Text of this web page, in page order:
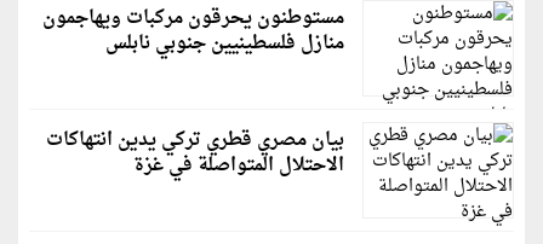
مستوطنون يحرقون مركبات ويهاجمون
منازل فلسطينيين جنوبي نابلس
بيان مصري قطري تركي يدين انتهاكات
الاحتلال المتواصلة في غزة